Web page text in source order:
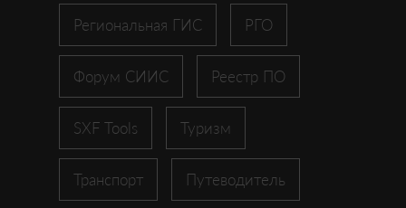
Региональная ГИС РГО
Форум СИИС Реестр ПО
SXF Tools Туризм
Транспорт Путеводитель